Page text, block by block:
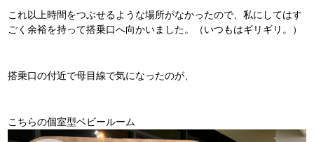
これ以上時間をつぶせるような場所がなかったので、私にしてはす
ごく余裕を持って搭乗口へ向かいました。（いつもはギリギリ。）
搭乗口の付近で母目線で気になったのが、
こちらの個室型ベビールーム